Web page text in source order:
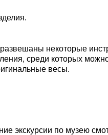
некоторые
среди которых
весы.
экскурсии по музею